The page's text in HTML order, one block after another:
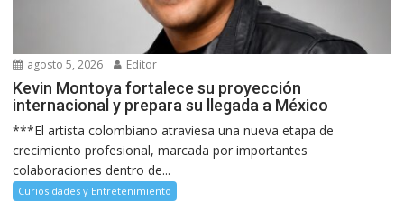
agosto 5, 2026 Editor
Kevin Montoya fortalece su proyección
internacional y prepara su llegada a México
***El artista colombiano atraviesa una nueva etapa de
crecimiento profesional, marcada por importantes
colaboraciones dentro de...
Curiosidades y Entretenimiento